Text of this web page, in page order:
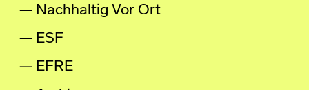
Nachhaltig Vor Ort
ESF
EFRE